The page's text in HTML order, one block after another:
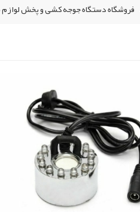
فروشگاه دستگاه جوجه کشی و پخش